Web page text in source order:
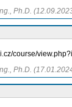
Ph.D.
course/
Ph.D.